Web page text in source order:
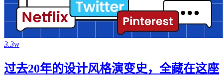
3.3w
过去20年的设计风格演变史，全藏在这座